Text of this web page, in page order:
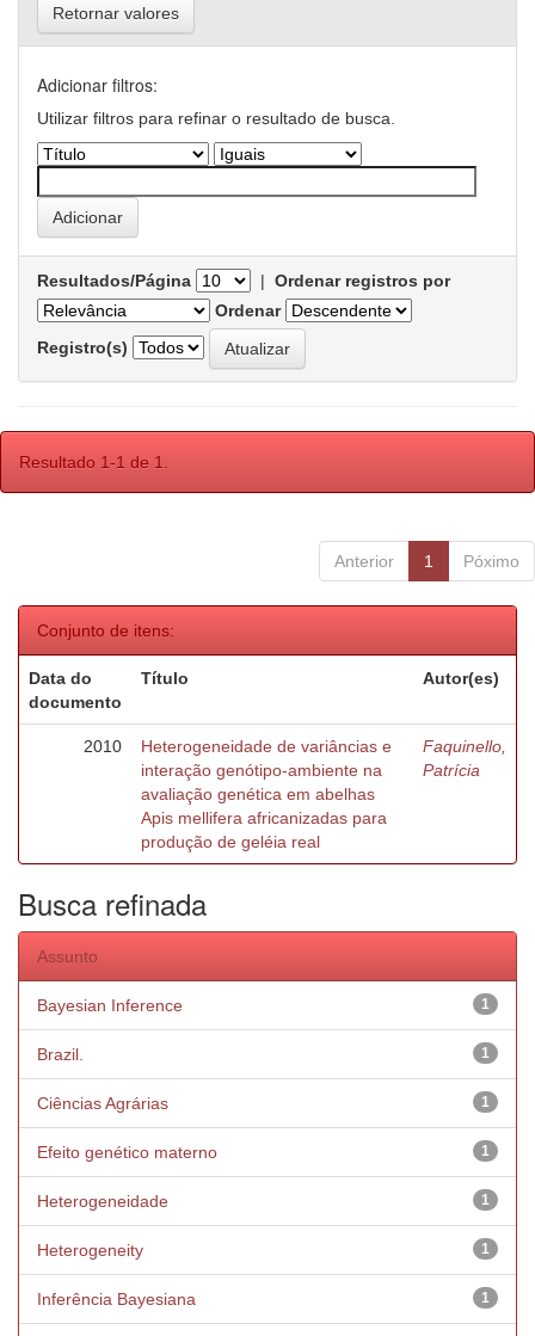
Retornar valores
Adicionar filtros:
Utilizar filtros para refinar o resultado de busca.
Resultados/Página | Ordenar registros por
Ordenar
Registro(s)
Resultado 1-1 de 1.
Anterior 1 Póximo
Conjunto de itens:
Data do
documento
Título Autor(es)
2010
Heterogeneidade de variâncias e
interação genótipo-ambiente na
avaliação genética em abelhas
Apis mellifera africanizadas para
produção de geléia real
Faquinello,
Patrícia
Busca refinada
Assunto
1
Bayesian Inference
1
Brazil.
1
Ciências Agrárias
1
Efeito genético materno
1
Heterogeneidade
1
Heterogeneity
1
Inferência Bayesiana